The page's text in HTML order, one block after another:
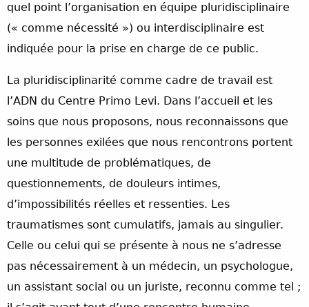
quel point l’organisation en équipe pluridisciplinaire
(« comme nécessité ») ou interdisciplinaire est
indiquée pour la prise en charge de ce public.
La pluridisciplinarité comme cadre de travail est
l’ADN du Centre Primo Levi. Dans l’accueil et les
soins que nous proposons, nous reconnaissons que
les personnes exilées que nous rencontrons portent
une multitude de problématiques, de
questionnements, de douleurs intimes,
d’impossibilités réelles et ressenties. Les
traumatismes sont cumulatifs, jamais au singulier.
Celle ou celui qui se présente à nous ne s’adresse
pas nécessairement à un médecin, un psychologue,
un assistant social ou un juriste, reconnu comme tel ;